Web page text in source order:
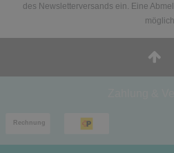
des Newsletterversands ein. Eine
möglich.